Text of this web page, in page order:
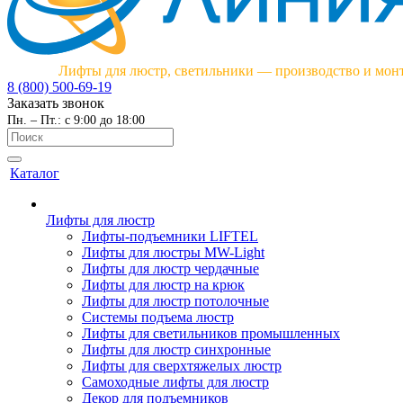
Лифты для люстр, светильники — производство и
8 (800) 500-69-19
Заказать звонок
Пн. – Пт.: с 9:00 до 18:00
Каталог
Лифты для люстр
Лифты-подъемники LIFTEL
Лифты для люстры MW-Light
Лифты для люстр чердачные
Лифты для люстр на крюк
Лифты для люстр потолочные
Системы подъема люстр
Лифты для светильников промышленных
Лифты для люстр синхронные
Лифты для сверхтяжелых люстр
Самоходные лифты для люстр
Декор для подъемников